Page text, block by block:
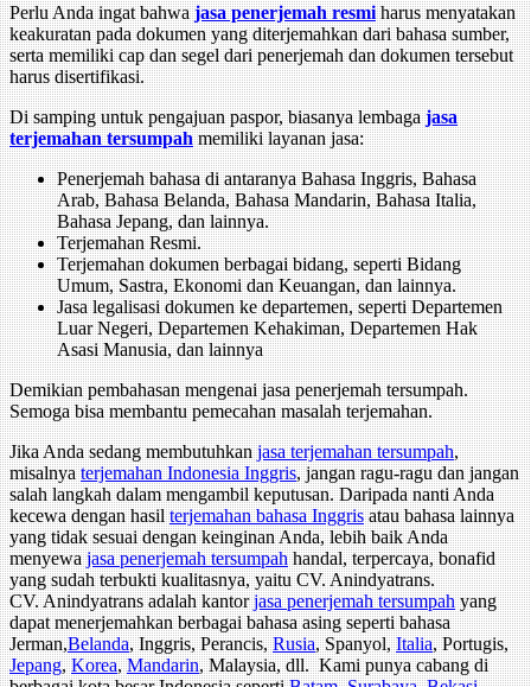
Perlu Anda ingat bahwajasa penerjemah resmi harus menyatakan
keakuratan pada dokumen yang diterjemahkan dari bahasa sumber,
serta memiliki cap dan segel dari penerjemah dan dokumen tersebut
harus disertifikasi.
Di samping untuk pengajuan paspor, biasanya lembagajasa
terjemahan tersumpah memiliki layanan jasa:
Penerjemah bahasa di antaranya Bahasa Inggris, Bahasa
Arab, Bahasa Belanda, Bahasa Mandarin, Bahasa Italia,
Bahasa Jepang, dan lainnya.
Terjemahan Resmi.
Terjemahan dokumen berbagai bidang, seperti Bidang
Umum, Sastra, Ekonomi dan Keuangan, dan lainnya.
Jasa legalisasi dokumen ke departemen, seperti Departemen
Luar Negeri, Departemen Kehakiman, Departemen Hak
Asasi Manusia, dan lainnya
Demikian pembahasan mengenai jasa penerjemah tersumpah.
Semoga bisa membantu pemecahan masalah terjemahan.
Jika Anda sedang membutuhkanjasa terjemahan tersumpah,
misalnyaterjemahan Indonesia Inggris, jangan ragu-ragu dan jangan
salah langkah dalam mengambil keputusan. Daripada nanti Anda
kecewa dengan hasilterjemahan bahasa Inggrisatau bahasa lainnya
yang tidak sesuai dengan keinginan Anda, lebih baik Anda
menyewajasa penerjemah tersumpahhandal, terpercaya, bonafid
yang sudah terbukti kualitasnya, yaitu CV. Anindyatrans.
CV. Anindyatrans adalah kantorjasa penerjemah tersumpahyang
dapat menerjemahkan berbagai bahasa asing seperti bahasa
Jerman,Belanda, Inggris, Perancis,Rusia, Spanyol,Italia, Portugis,
Jepang,Korea,Mandarin, Malaysia, dll. Kami punya cabang di